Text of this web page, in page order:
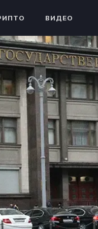
ВИДЕО